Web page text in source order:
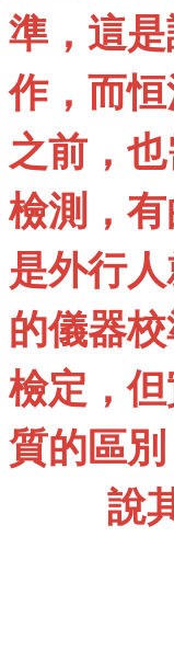
準，這
作，而
之前，
檢測，
是外行
的儀器
檢定，
質的區
說